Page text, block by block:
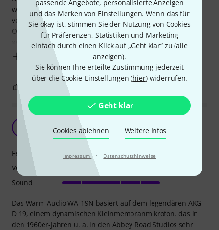
passende Angebote, personalisierte Anzeigen
und das Merken von Einstellungen. Wenn das für
Sie okay ist, stimmen Sie der Nutzung von Cookies
für Präferenzen, Statistiken und Marketing
einfach durch einen Klick auf „Geht klar“ zu (alle
anzeigen).
Sie können Ihre erteilte Zustimmung jederzeit
über die Cookie-Einstellungen (hier) widerrufen.
Geht klar
Cookies ablehnen Weitere Infos
Impressum · Datenschutzhinweise
waren...es wurde mit zwei D19 und einem M201 dort
verglichen. Ich hab das Mikrofon bis jetzt nur als Mono
Overhead zusätzlich zu meinen Stereo-AB Overheads
getestet und war erst mal erschrocken über den
Mehr anzeigen
Ein vielseitiges Mikrofon mit Vintage-Flair
ronniecheng 29.04.2025
Das Warm Audio WA-19N basiert auf dem legendären AKG
D 19, einem dynamischen Kleinmembranmikrofon, das in
den 1960er-Jahren u. a. in den Abbey Road Studios sehr
Features
Verarbeitung
Sound